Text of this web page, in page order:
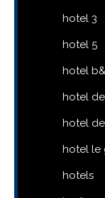
hotel 3
hotel 5
hotel
hotel
hotel
hotel le
hotels